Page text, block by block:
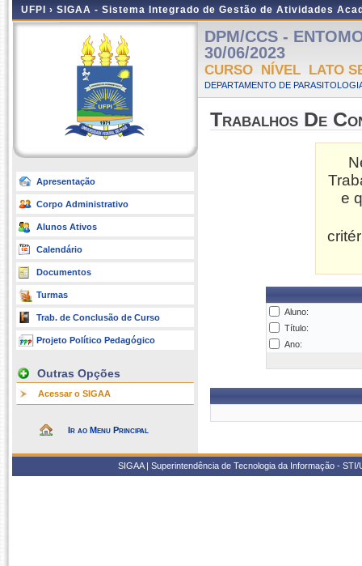
UFPI › SIGAA - Sistema Integrado de Gestão de Atividades
Apresentação
Corpo Administrativo
Alunos Ativos
Calendário
Documentos
Turmas
Trab. de Conclusão de Curso
Projeto Político Pedagógico
Outras Opções
Acessar o SIGAA
Ir ao Menu Principal
DPM/CCS -
30/06/2023
CURSO NÍVEL LATO
DEPARTAMENTO DE
Trabalhos De
e
Aluno:
Título:
Ano:
SIGAA | Superintendência de Tecnologia da Informação -